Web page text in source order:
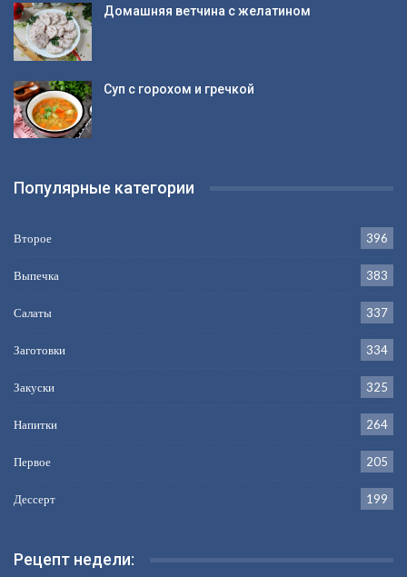
Домашняя ветчина с желатином
Суп с горохом и гречкой
Популярные категории
Второе 396
Выпечка 383
Салаты 337
Заготовки 334
Закуски 325
Напитки 264
Первое 205
Дессерт 199
Рецепт недели: